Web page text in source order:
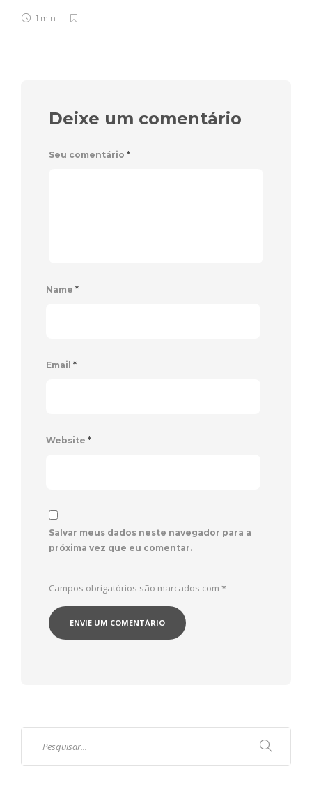
1 min
Deixe um comentário
Seu comentário *
Name *
Email *
Website *
Salvar meus dados neste navegador para a
próxima vez que eu comentar.
Campos obrigatórios são marcados com *